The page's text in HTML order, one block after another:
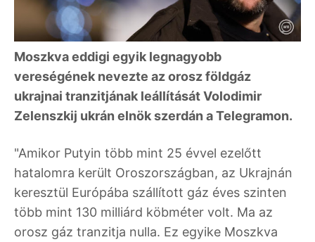
Moszkva eddigi egyik legnagyobb
vereségének nevezte az orosz földgáz
ukrajnai tranzitjának leállítását Volodimir
Zelenszkij ukrán elnök szerdán a Telegramon.
"Amikor Putyin több mint 25 évvel ezelőtt
hatalomra került Oroszországban, az Ukrajnán
keresztül Európába szállított gáz éves szinten
több mint 130 milliárd köbméter volt. Ma az
orosz gáz tranzitja nulla. Ez egyike Moszkva